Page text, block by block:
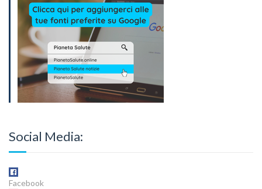
Social Media:
Facebook